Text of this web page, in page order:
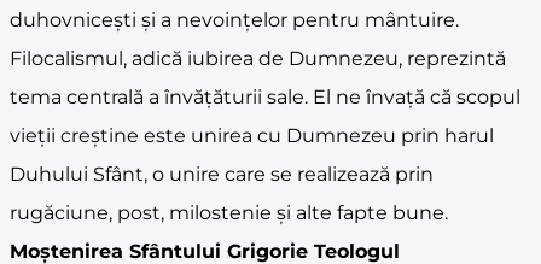
duhovnicești și a nevoințelor pentru mântuire.
Filocalismul, adică iubirea de Dumnezeu, reprezintă
tema centrală a învățăturii sale. El ne învață că scopul
vieții creștine este unirea cu Dumnezeu prin harul
Duhului Sfânt, o unire care se realizează prin
rugăciune, post, milostenie și alte fapte bune.
Moștenirea Sfântului Grigorie Teologul